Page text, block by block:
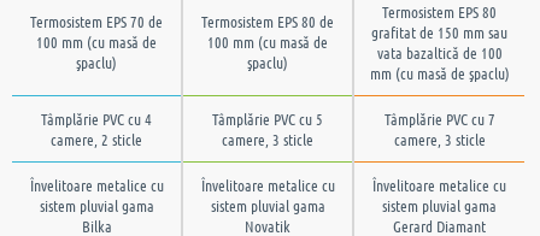
Termosistem EPS 70 de
100 mm (cu masă de
şpaclu)
Termosistem EPS 80 de
100 mm (cu masă de
şpaclu)
grafitat de 150 mm sau
vata bazaltică de 100
mm (cu masă de şpaclu)
Tâmplărie PVC cu 4
camere, 2 sticle
Tâmplărie PVC cu 5
camere, 3 sticle
Tâmplărie PVC cu 7
camere, 3 sticle
Învelitoare metalice cu
sistem pluvial gama
Bilka
Învelitoare metalice cu
sistem pluvial gama
Novatik
Învelitoare metalice cu
sistem pluvial gama
Gerard Diamant